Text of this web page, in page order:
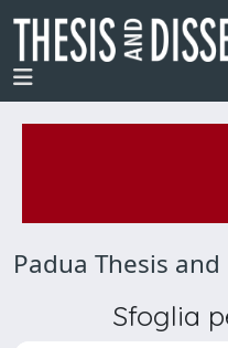
Padua Thesis
Sfoglia